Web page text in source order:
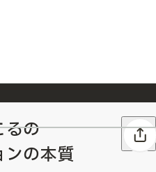
ONE PIECEカード付き同梱版』発売延期のご案内
るの
の本質